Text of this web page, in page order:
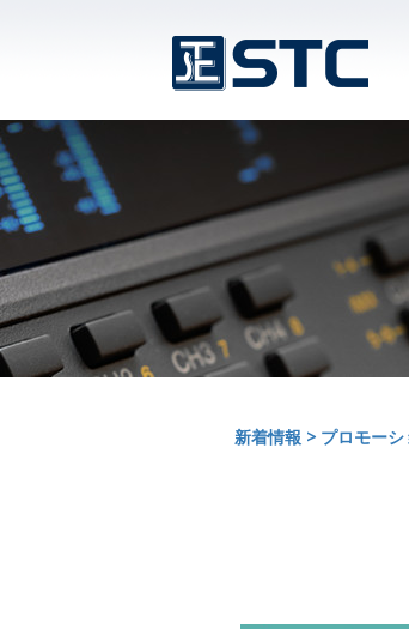
新着情報 > プロモーシ